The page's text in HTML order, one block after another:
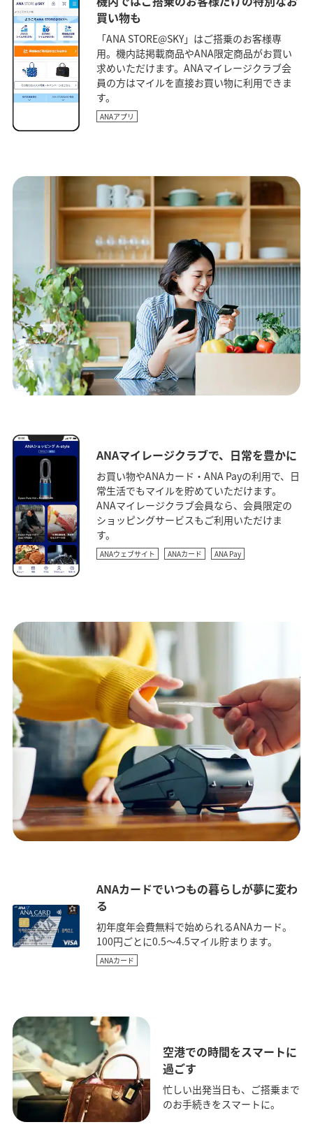
買い物も
「ANA STORE@SKY」はご搭乗のお客様専
用。機内誌掲載商品やANA限定商品がお買い
求めいただけます。ANAマイレージクラブ会
員の方はマイルを直接お買い物に利用できま
す。
ANAアプリ
ANAマイレージクラブで、日常を豊かに
お買い物やANAカード・ANA Payの利用で、日
常生活でもマイルを貯めていただけます。
ANAマイレージクラブ会員なら、会員限定の
ショッピングサービスもご利用いただけま
す。
ANAウェブサイト ANAカード ANA Pay
ANAカードでいつもの暮らしが夢に変わ
る
初年度年会費無料で始められるANAカード。
100円ごとに0.5～4.5マイル貯まります。
ANAカード
空港での時間をスマートに
過ごす
忙しい出発当日も、ご搭乗まで
のお手続きをスマートに。